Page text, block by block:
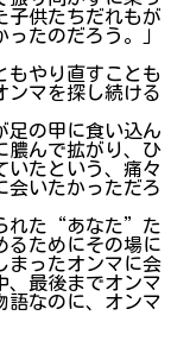
子供たちだれもが
たのだろう。」
やり直すことも
マを探し続ける
の甲に食い込ん
膿んで拡がり、ひ
いたという、痛々
いたかっただろ
れた“あなた”た
るためにその場に
まったオンマに会
、最後までオンマ
語なのに、オンマ